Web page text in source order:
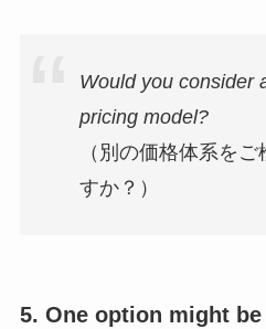
Would you consider
pricing model?
（別の価格体系を
すか？）
5. One option might be